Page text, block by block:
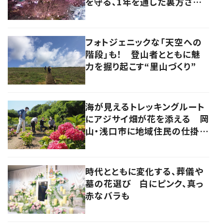
フォトジェニックな「天空への
階段」も！ 登山者とともに魅
力を掘り起こす“里山づくり”
海が見えるトレッキングルート
にアジサイ畑が花を添える 岡
山・浅口市に地域住民の仕掛け
時代とともに変化する、葬儀や
墓の花選び 白にピンク、真っ
赤なバラも